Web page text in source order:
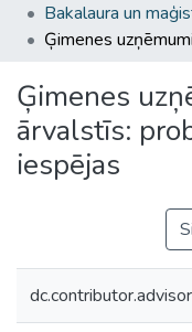
Ģimenes
ārvalstīs:
iespējas
dc.contributor.advisor